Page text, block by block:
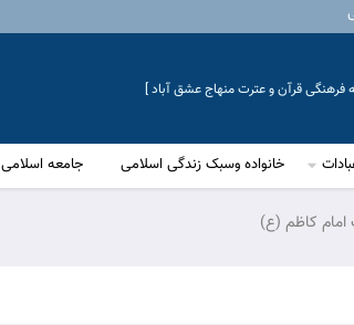
فرهنگی قرآن و عترت منهاج عشق آباد ]
خانواده وسبک زندگی اسلامی جامعه اسلامی
امام کاظم (ع)